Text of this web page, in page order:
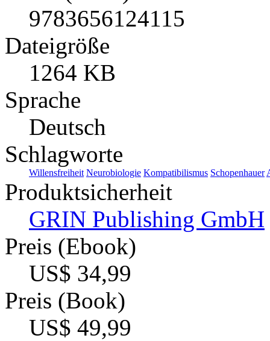
9783656124115
Dateigröße
1264 KB
Sprache
Deutsch
Schlagworte
Willensfreiheit Neurobiologie Kompatibilismus Schopenhauer
Produktsicherheit
GRIN Publishing GmbH
Preis (Ebook)
US$ 34,99
Preis (Book)
US$ 49,99